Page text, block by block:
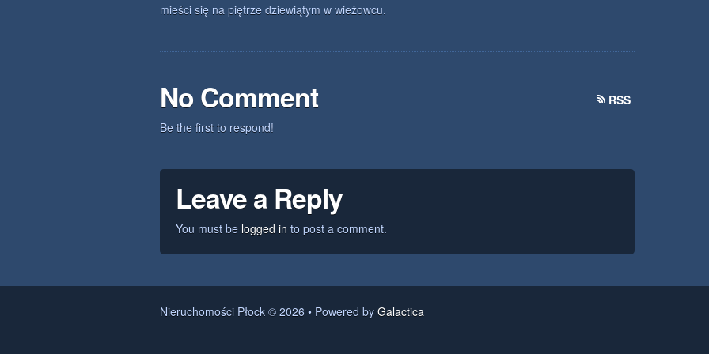
mieści się na piętrze dziewiątym w wieżowcu.
No Comment
RSS
Be the first to respond!
Leave a Reply
You must be logged in to post a comment.
Nieruchomości Płock © 2026 • Powered by Galactica